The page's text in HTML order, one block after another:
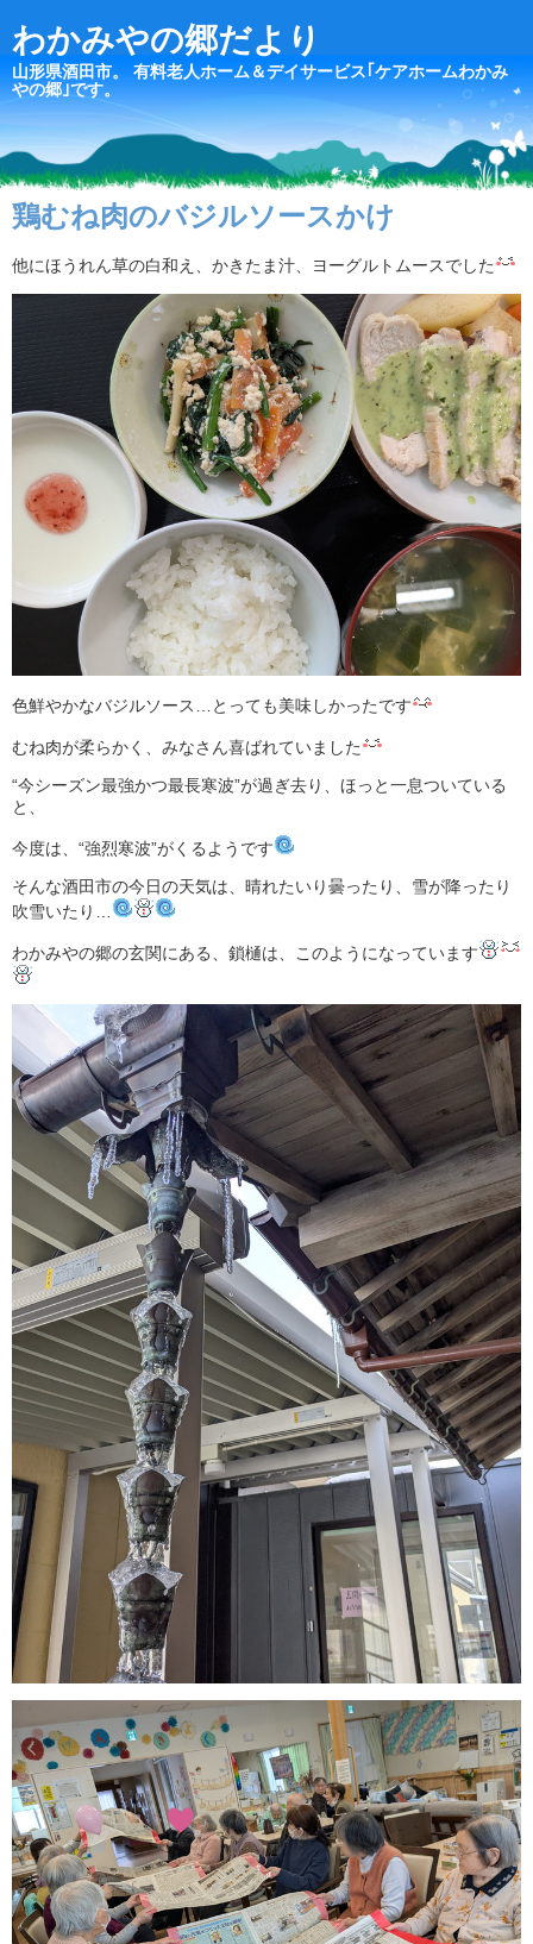
わかみやの郷だより
山形県酒田市。 有料老人ホーム＆デイサービス｢ケアホームわかみ
やの郷｣です。
鶏むね肉のバジルソースかけ
他にほうれん草の白和え、かきたま汁、ヨーグルトムースでした
色鮮やかなバジルソース…とっても美味しかったです
むね肉が柔らかく、みなさん喜ばれていました
“今シーズン最強かつ最長寒波”が過ぎ去り、ほっと一息ついている
と、
今度は、“強烈寒波”がくるようです
そんな酒田市の今日の天気は、晴れたいり曇ったり、雪が降ったり
吹雪いたり…
わかみやの郷の玄関にある、鎖樋は、このようになっています